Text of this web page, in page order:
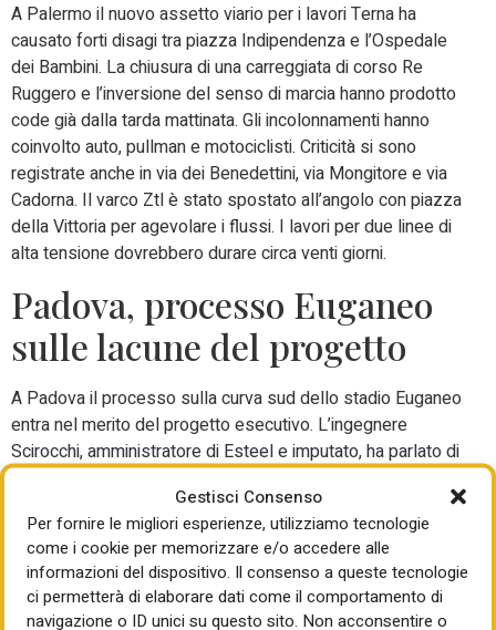
Gestisci Consenso
Per fornire le migliori esperienze, utilizziamo tecnologie
come i cookie per memorizzare e/o accedere alle
informazioni del dispositivo. Il consenso a queste tecnologie
ci permetterà di elaborare dati come il comportamento di
navigazione o ID unici su questo sito. Non acconsentire o
A Palermo il nuovo assetto viario per i lavori Terna ha
causato forti disagi tra piazza Indipendenza e l’Ospedale
dei Bambini. La chiusura di una carreggiata di corso Re
Ruggero e l’inversione del senso di marcia hanno prodotto
code già dalla tarda mattinata. Gli incolonnamenti hanno
coinvolto auto, pullman e motociclisti. Criticità si sono
registrate anche in via dei Benedettini, via Mongitore e via
Cadorna. Il varco Ztl è stato spostato all’angolo con piazza
della Vittoria per agevolare i flussi. I lavori per due linee di
alta tensione dovrebbero durare circa venti giorni.
Padova, processo Euganeo
sulle lacune del progetto
A Padova il processo sulla curva sud dello stadio Euganeo
entra nel merito del progetto esecutivo. L’ingegnere
Scirocchi, amministratore di Esteel e imputato, ha parlato di
Secondo l’imprenditore, carenze su sottoservizi,
antincendio, sicurezza e accessi avrebbero causato ritardi
e aumento dei costi. L’architetto comunale Stefano
Benvegnù, allora responsabile unico del procedimento, ha
difeso la validazione del progetto. Al centro resta anche il